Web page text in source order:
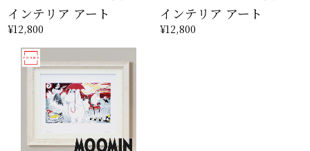
インテリア アート
¥12,800
インテリア アート
¥12,800